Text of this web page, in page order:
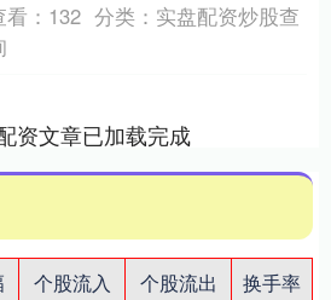
： 132 分类： 实盘配资炒股查
资文章已加载完成
个股流入 个股流出
换手率